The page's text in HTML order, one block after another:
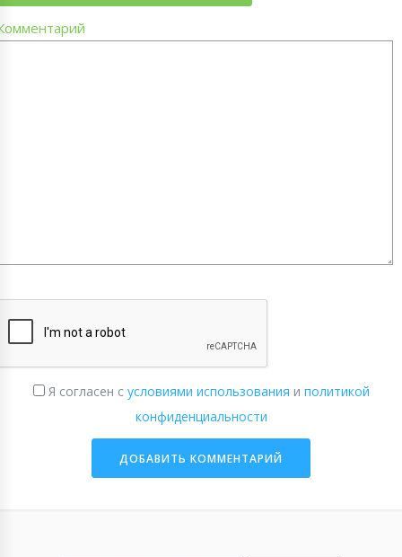
Я согласен с условиями использования и политикой
конфиденциальности